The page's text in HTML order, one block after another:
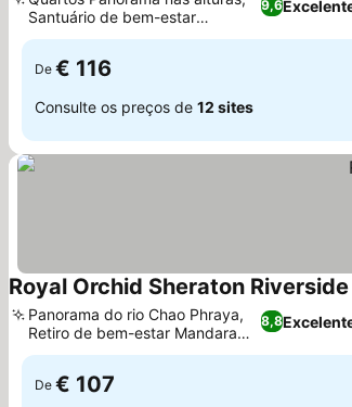
9,6
Santuário de bem-estar
completo
De € 116
Consulte os preços de 12 sites
Royal Orchid Sheraton
8,8
Panorama do rio Chao Phraya,
Retiro de bem-estar Mandara
Spa
De € 107